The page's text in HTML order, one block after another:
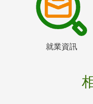
就業資訊